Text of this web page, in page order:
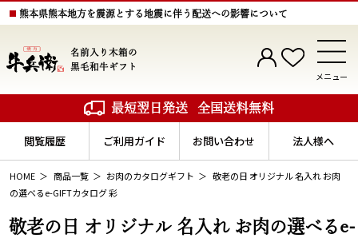
熊本県熊本地方を震源とする地震に伴う配送への影響について
名前入り木箱の
黒毛和牛ギフト
メニュー
最短翌日発送 全国送料無料
閲覧履歴 ご利用ガイド お問い合わせ 法人様へ
HOME 商品一覧 お肉のカタログギフト
敬老の日 オリジナル 名入れ お肉
の選べるe-GIFTカタログ 彩
敬老の日 オリジナル 名入れ お肉の選べるe-